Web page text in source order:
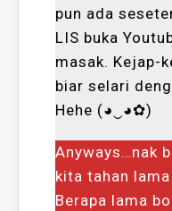
pun ada
LIS buka
masak. Kejap-
biar selari
Hehe (◕‿◕✿)
Anyways…nak
kita tahan
Berapa lama